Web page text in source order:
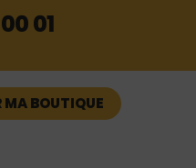
01
MA BOUTIQUE